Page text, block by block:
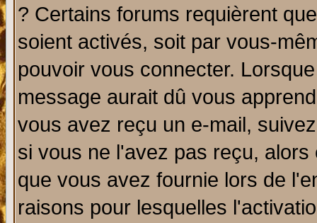
? Certains forums requièrent
soient activés, soit par vous-
pouvoir vous connecter.
message aurait dû vous
vous avez reçu un e-mail,
si vous ne l'avez pas reçu,
que vous avez fournie lors de
raisons pour lesquelles